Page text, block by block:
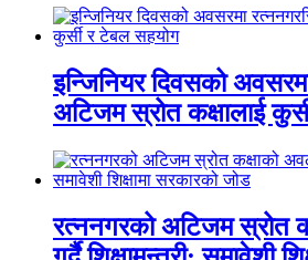
इन्जिनियर दिवसको
अटिजम स्रोत कक्षालाई
रत्ननगरको अटिजम स्रोत